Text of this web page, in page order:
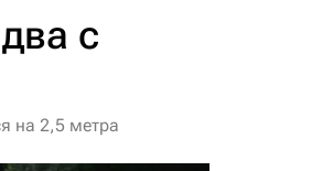
с
на 2,5 метра